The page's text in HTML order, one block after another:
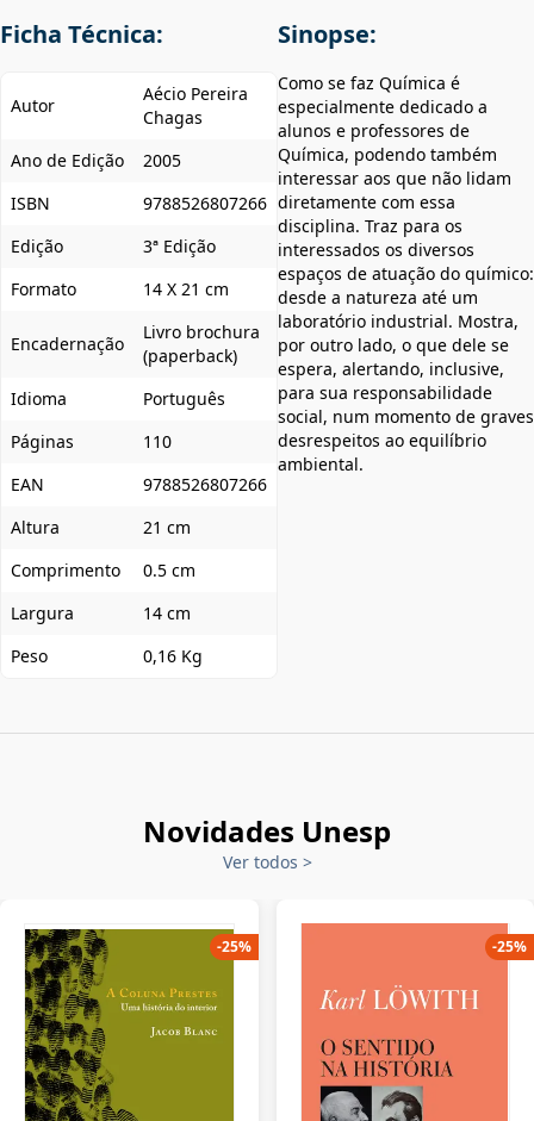
Ficha Técnica:
Autor
Aécio Pereira
Chagas
Ano de Edição
2005
ISBN
9788526807266
Edição
3ª Edição
Formato
14 X 21 cm
Encadernação
Livro brochura
(paperback)
Idioma
Português
Páginas
110
EAN
9788526807266
Altura
21 cm
Comprimento
0.5 cm
Largura
14 cm
Peso
0,16 Kg
Sinopse:
Como se faz Química é
especialmente dedicado a
alunos e professores de
Química, podendo também
interessar aos que não lidam
diretamente com essa
disciplina. Traz para os
interessados os diversos
espaços de atuação do químico:
desde a natureza até um
laboratório industrial. Mostra,
por outro lado, o que dele se
espera, alertando, inclusive,
para sua responsabilidade
social, num momento de graves
desrespeitos ao equilíbrio
ambiental.
Novidades Unesp
Ver todos >
-25% -25%